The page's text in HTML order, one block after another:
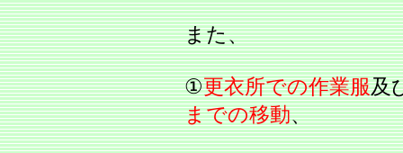
また、
①更衣所での作業服及
までの移動、